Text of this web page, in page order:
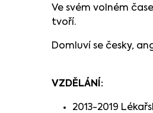
Ve svém volném
tvoří.
Domluví se česky,
VZDĚLÁNÍ:
2013-2019